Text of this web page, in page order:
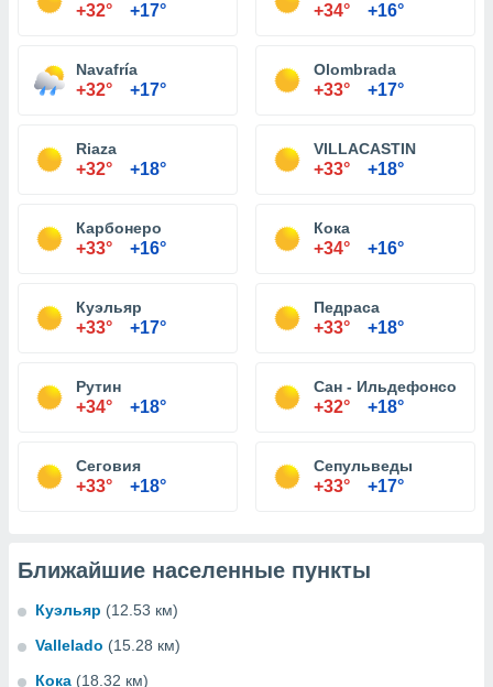
+32° +17° +34° +16°
Navafría
+32° +17°
Olombrada
+33° +17°
Riaza
+32° +18°
VILLACASTIN
+33° +18°
Карбонеро
+33° +16°
Кока
+34° +16°
Куэльяр
+33° +17°
Педраса
+33° +18°
Рутин
+34° +18°
Сан - Ильдефонсо
+32° +18°
Сеговия
+33° +18°
Сепульведы
+33° +17°
Ближайшие населенные пункты
Куэльяр (12.53 км)
Vallelado (15.28 км)
Кока (18.32 км)